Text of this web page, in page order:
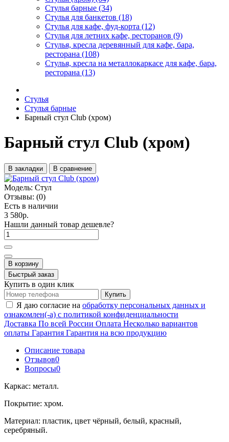
Стулья барные (34)
Стулья для банкетов (18)
Стулья для кафе, фуд-корта (12)
Стулья для летних кафе, ресторанов (9)
Стулья, кресла деревянный для кафе, бара,
ресторана (108)
Стулья, кресла на металлокаркасе для кафе, бара,
ресторана (13)
Стулья
Стулья барные
Барный стул Club (хром)
Барный стул Club (хром)
В закладки В сравнение
Модель: Стул
Отзывы: (0)
Есть в наличии
3 580р.
Нашли данный товар дешевле?
В корзину
Быстрый заказ
Купить в один клик
Купить
Я даю согласие на обработку персональных данных и
ознакомлен(-а) с политикой конфиденциальности
Доставка По всей России Оплата Несколько вариантов
оплаты Гарантия Гарантия на всю продукцию
Описание товара
Отзывов0
Вопросы0
Каркас: металл.
Покрытие: хром.
Материал: пластик, цвет чёрный, белый, красный,
серебряный.